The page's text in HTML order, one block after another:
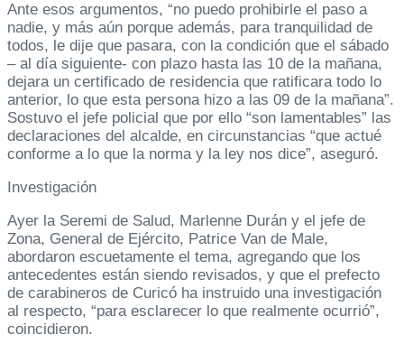
Ante esos argumentos, “no puedo prohibirle el paso a
nadie, y más aún porque además, para tranquilidad de
todos, le dije que pasara, con la condición que el sábado
– al día siguiente- con plazo hasta las 10 de la mañana,
dejara un certificado de residencia que ratificara todo lo
anterior, lo que esta persona hizo a las 09 de la mañana”.
Sostuvo el jefe policial que por ello “son lamentables” las
declaraciones del alcalde, en circunstancias “que actué
conforme a lo que la norma y la ley nos dice”, aseguró.
Investigación
Ayer la Seremi de Salud, Marlenne Durán y el jefe de
Zona, General de Ejército, Patrice Van de Male,
abordaron escuetamente el tema, agregando que los
antecedentes están siendo revisados, y que el prefecto
de carabineros de Curicó ha instruido una investigación
al respecto, “para esclarecer lo que realmente ocurrió”,
coincidieron.